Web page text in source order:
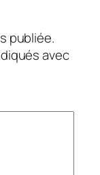
publiée.
avec